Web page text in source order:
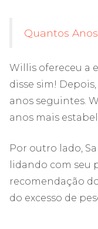
Quantos
Willis ofereceu a
disse sim!
anos seguintes.
anos mais
Por outro lado,
lidando com seu
recomendação
do excesso de